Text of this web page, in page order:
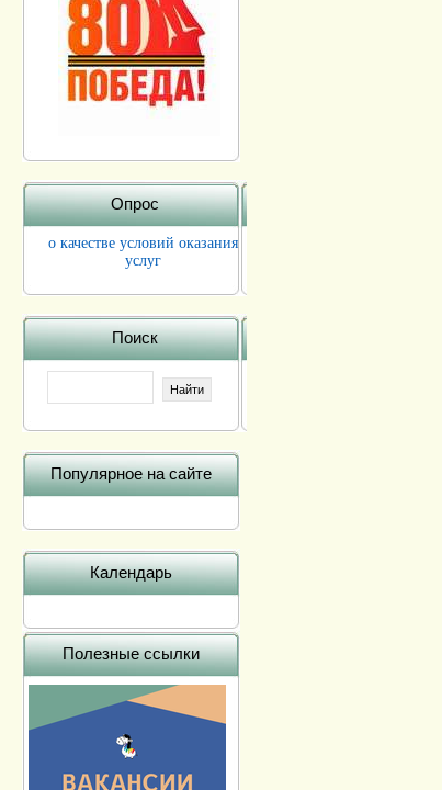
Опрос
о качестве условий оказания
услуг
Поиск
Популярное на сайте
Календарь
Полезные ссылки